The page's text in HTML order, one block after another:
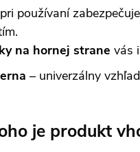
používaní zabezpečuje
na hornej strane vás
– univerzálny
je produkt